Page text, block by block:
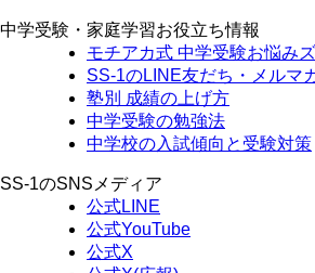
中学受験・家庭学習お役立ち情報
モチアカ式 中学受験お悩み
SS-1のLINE友だち・メルマ
塾別 成績の上げ方
中学受験の勉強法
中学校の入試傾向と受験対策
SS-1のSNSメディア
公式LINE
公式YouTube
公式X